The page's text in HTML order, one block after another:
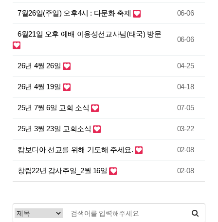
7월26일(주일) 오후4시 : 다문화 축제 06-06
6월21일 오후 예배 이용성선교사님(태국) 방문
06-06
26년 4월 26일 04-25
26년 4월 19일 04-18
25년 7월 6일 교회 소식 07-05
25년 3월 23일 교회소식 03-22
캄보디아 선교를 위해 기도해 주세요. 02-08
창립22년 감사주일_2월 16일 02-08